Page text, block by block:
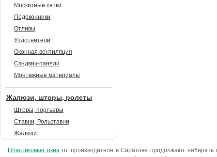
Москитные сетки
Подоконники
Отливы
Уплотнители
Оконная вентиляция
Сэндвич-панели
Монтажные материалы
Жалюзи, шторы, ролеты
Шторы, портьеры
Ставни, Рольставни
Жалюзи
Пластиковые окнаот производителя в Саратове продолжают набирать